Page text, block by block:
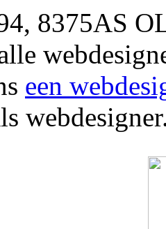
8375AS
een